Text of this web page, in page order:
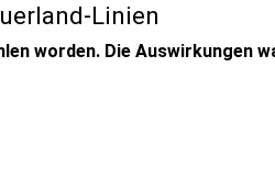
Linien
worden. Die Auswirkungen